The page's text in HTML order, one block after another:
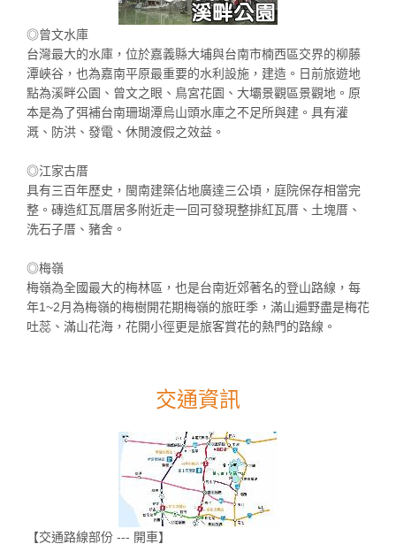
◎曾文水庫
台灣最大的水庫，位於嘉義縣大埔與台南市楠西區交界的柳藤
潭峽谷，也為嘉南平原最重要的水利設施，建造。日前旅遊地
點為溪畔公園、曾文之眼、鳥宮花園、大壩景觀區景觀地。原
本是為了弭補台南珊瑚潭烏山頭水庫之不足所與建。具有灌
溉、防洪、發電、休閒渡假之效益。
◎江家古厝
具有三百年歷史，閩南建築佔地廣達三公頃，庭院保存相當完
整。磚造紅瓦厝居多附近走一回可發現整排紅瓦厝、土塊厝、
洗石子厝、豬舍。
◎梅嶺
梅嶺為全國最大的梅林區，也是台南近郊著名的登山路線，每
年1~2月為梅嶺的梅樹開花期梅嶺的旅旺季，滿山遍野盡是梅花
吐蕊、滿山花海，花開小徑更是旅客賞花的熱門的路線。
交通資訊
【交通路線部份 --- 開車】